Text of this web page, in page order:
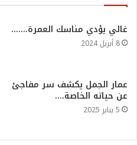
غالي يؤدي مناسك العمرة…….
8 أبريل 2024
عمار الجمل يكشف سر مفاجئ
عن حياته الخاصة….
5 يناير 2025